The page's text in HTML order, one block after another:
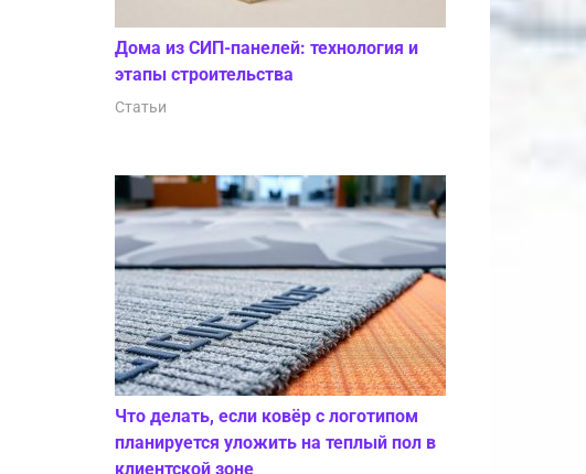
Дома из СИП-панелей: технология и
этапы строительства
Статьи
Что делать, если ковёр с логотипом
планируется уложить на теплый пол в
клиентской зоне